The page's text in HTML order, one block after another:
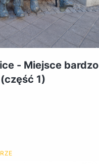
- Miejsce bardzo
1)